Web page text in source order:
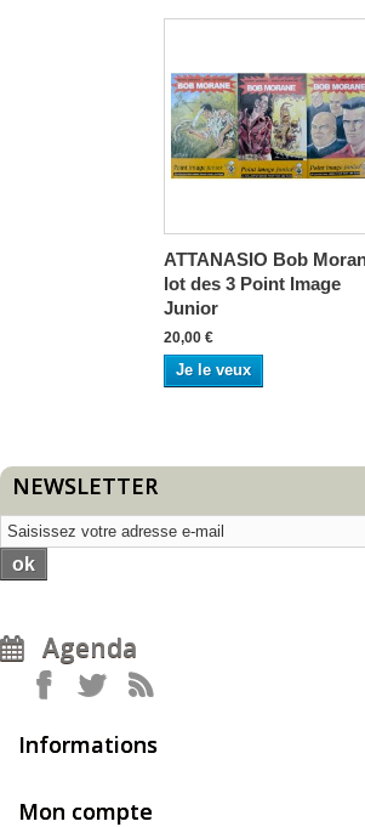
ATTANASIO Bob
lot des 3 Point Image
Junior
20,00 €
Je le veux
NEWSLETTER
ok
Agenda
Informations
Mon compte